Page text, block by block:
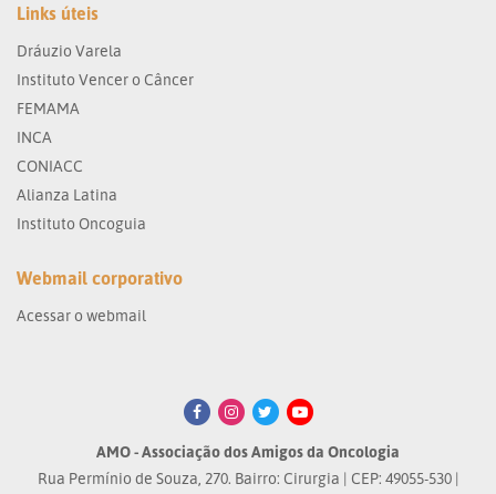
Links úteis
Dráuzio Varela
Instituto Vencer o Câncer
FEMAMA
INCA
CONIACC
Alianza Latina
Instituto Oncoguia
Webmail corporativo
Acessar o webmail
AMO - Associação dos Amigos da Oncologia
Rua Permínio de Souza, 270. Bairro: Cirurgia | CEP: 49055-530 |